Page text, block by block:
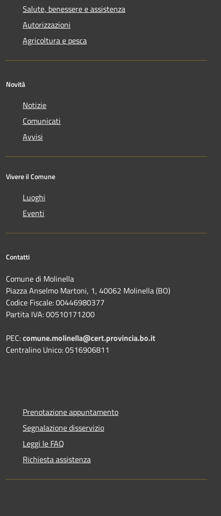
Salute, benessere e assistenza
Autorizzazioni
Agricoltura e pesca
Novità
Notizie
Comunicati
Avvisi
Vivere il Comune
Luoghi
Eventi
Contatti
Comune di Molinella
Piazza Anselmo Martoni, 1, 40062 Molinella (BO)
Codice Fiscale: 00446980377
Partita IVA: 00510171200
PEC:comune.molinella@cert.provincia.bo.it
Centralino Unico: 0516906811
Prenotazione appuntamento
Segnalazione disservizio
Leggi le FAQ
Richiesta assistenza